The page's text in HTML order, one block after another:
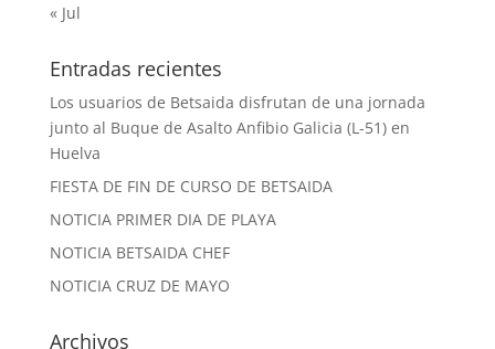
« Jul
Entradas recientes
Los usuarios de Betsaida disfrutan de una jornada
junto al Buque de Asalto Anfibio Galicia (L-51) en
Huelva
FIESTA DE FIN DE CURSO DE BETSAIDA
NOTICIA PRIMER DIA DE PLAYA
NOTICIA BETSAIDA CHEF
NOTICIA CRUZ DE MAYO
Archivos